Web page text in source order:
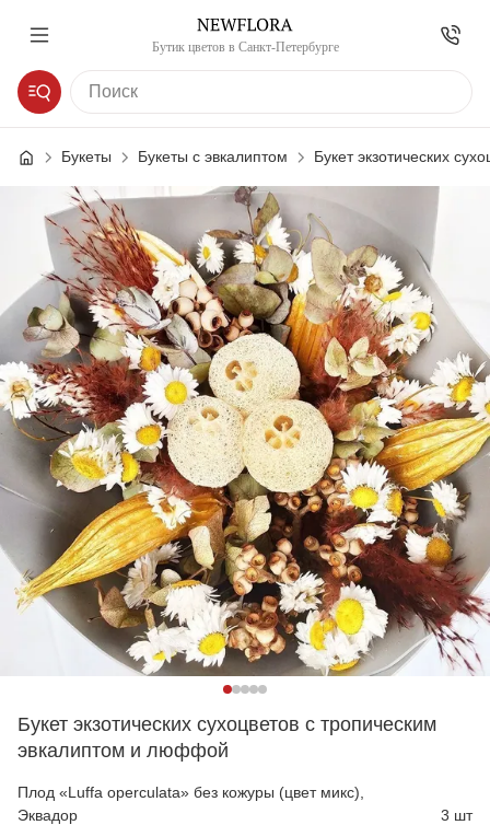
Бутик цветов в Санкт-Петербурге
Букеты Букеты с эвкалиптом Букет экзотических
Букет экзотических сухоцветов с тропическим
эвкалиптом и люффой
Плод «Luffa operculata» без кожуры (цвет микс),
Эквадор
3 шт